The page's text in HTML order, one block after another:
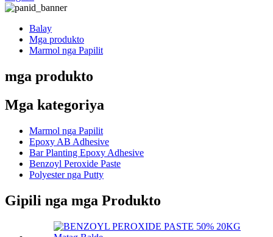
Balay
Mga produkto
Marmol nga Papilit
mga produkto
Mga kategoriya
Marmol nga Papilit
Epoxy AB Adhesive
Bar Planting Epoxy Adhesive
Benzoyl Peroxide Paste
Polyester nga Putty
Gipili nga mga Produkto